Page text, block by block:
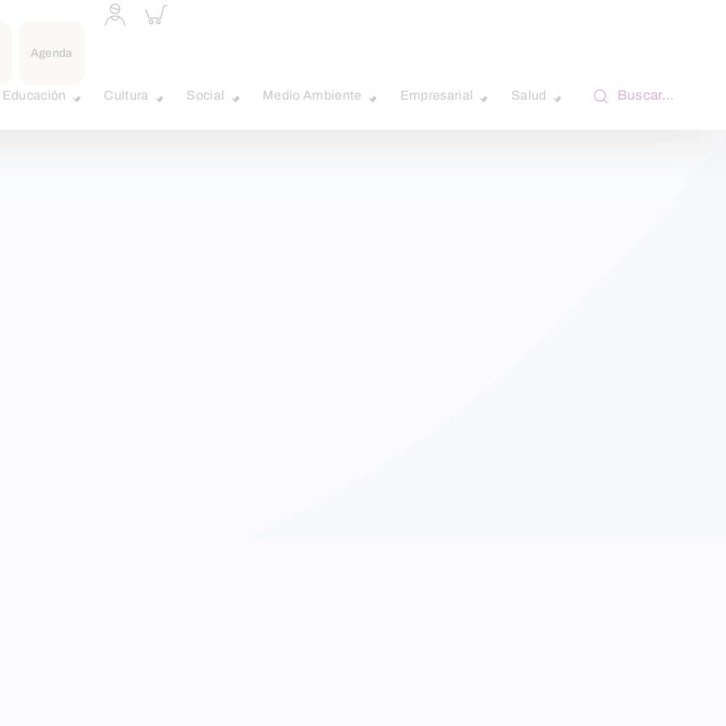
Agenda
Acceder
a
Inspeccionar
carrito
Educación Cultura Social Medio Ambiente Empresarial Salud Buscar…